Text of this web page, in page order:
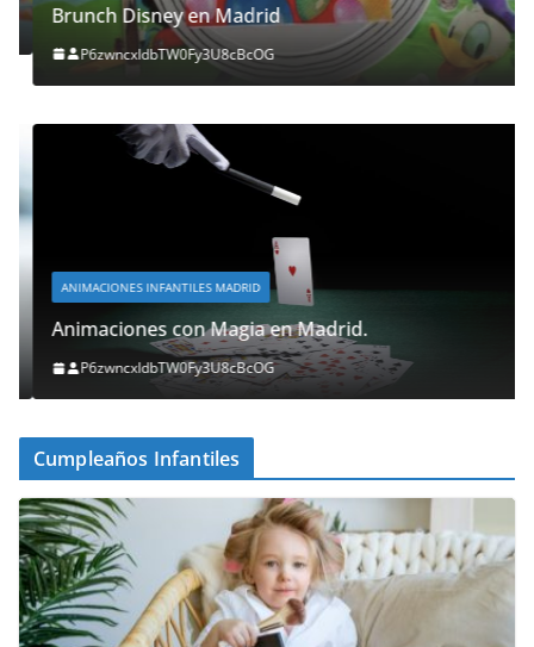
Brunch Disney en Madrid
P6zwncxIdbTW0Fy3U8cBcOG
ANIMACIONES INFANTILES MADRID
Animaciones con Magia en Madrid.
P6zwncxIdbTW0Fy3U8cBcOG
Cumpleaños Infantiles